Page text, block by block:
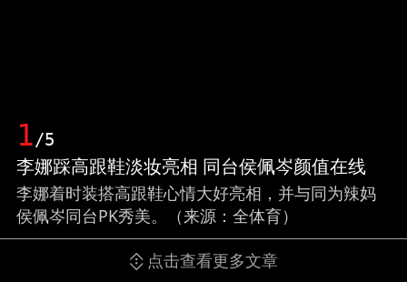
1/5
李娜踩高跟鞋淡妆亮相 同台侯佩岑颜值在线
李娜着时装搭高跟鞋心情大好亮相，并与同为辣妈
侯佩岑同台PK秀美。（来源：全体育）
点击查看更多文章